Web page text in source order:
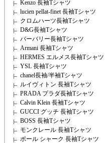
Kenzo 長袖Tシャツ
lucien pellat-finet 長袖Tシャツ
クロムハーツ長袖Tシャツ
D&G長袖Tシャツ
バーバリー長袖Tシャツ
Armani 長袖Tシャツ
HERMES エルメス長袖Tシャツ
YSL 長袖Tシャツ
chanel長袖/半袖Tシャツ
ルイヴィトン 長袖Tシャツ
PRADA プラダ長袖Tシャツ
Calvin Klein 長袖Tシャツ
GUCCI グッチ 長袖Tシャツ
BOSS 長袖Tシャツ
モンクレール 長袖Tシャツ
ポール シャーク 長袖Tシャツ